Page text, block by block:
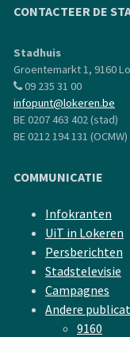
CONTACTEER DE
Stadhuis
Groentemarkt 1, 9160
09 235 31 00
infopunt@lokeren.be
BE 0207 463 402 (stad)
BE 0212 194 131 (OCMW)
COMMUNICATIE
Infokranten
UiT in Lokeren
Persberichten
Stadstelevisie
Campagnes
Andere
9160